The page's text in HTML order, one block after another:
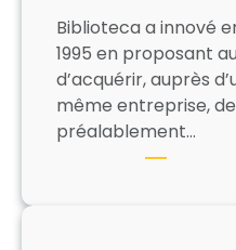
Biblioteca a innové
1995 en proposant
d’acquérir, auprès
même entreprise,
préalablement…